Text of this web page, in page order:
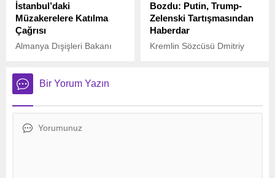
İstanbul’daki
Müzakerelere Katılma
Çağrısı
Almanya Dışişleri Bakanı
Putin’e çağrıda bulunarak,
İstanbul’da Ukrayna ile
yapılması planlanan
istedi.
Bozdu: Putin, Trump-
Zelenski Tartışmasından
Haberdar
Kremlin Sözcüsü Dmitriy
önemli değerlendirmelerde
Bir Yorum Yazın